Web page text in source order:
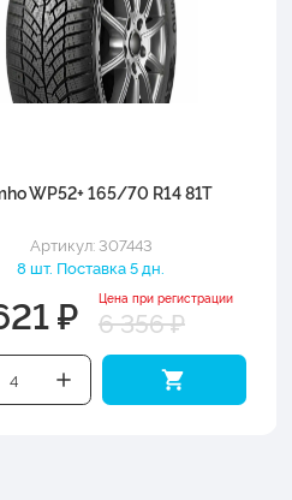
WP52+ 165/70 R14 81T
Артикул: 307443
8 шт. Поставка 5 дн.
₽ Цена при регистрации
6 356 ₽